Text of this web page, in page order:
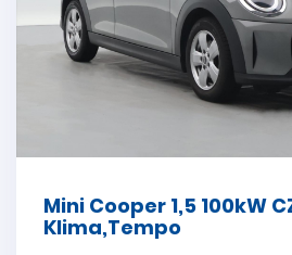
Mini Cooper 1,5 100kW
Klima,Tempo